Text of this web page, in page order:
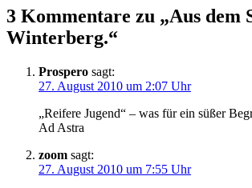
3 Kommentare zu „Aus
Winterberg.“
Prospero sagt:
27. August 2010 um 2:07 Uhr
„Reifere Jugend“ – was für ein süßer
Ad Astra
zoom sagt:
27. August 2010 um 7:55 Uhr